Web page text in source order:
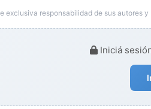
exclusiva responsabilidad de sus autores
Iniciá